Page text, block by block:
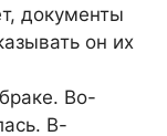
документы
он их
Во-
В-